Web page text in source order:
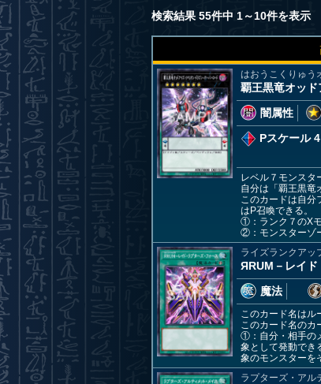
検索結果 55件中 1～10件を表示
はおうこくりゅう
覇王黒竜オッ
闇属性
Pスケール 4
レベル７モンスタ
自分は「覇王黒竜
このカードは自分
はP召喚できる。
①：ランク７のX
②：モンスターゾ
ライズランクアッ
ЯRUM－レイド
魔法
このカード名はル
このカード名のカ
①：自分・相手の
象として発動でき
象のモンスターを
ラプターズ・アル